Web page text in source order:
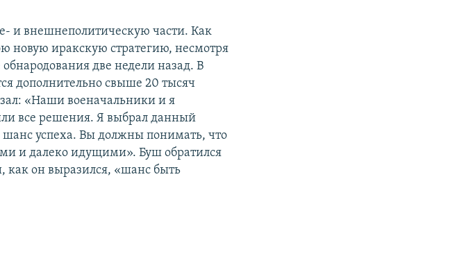
и внешнеполитическую части. Как
новую иракскую стратегию, несмотря
обнародования две недели назад. В
дополнительно свыше 20 тысяч
«Наши военачальники и я
все решения. Я выбрал данный
успеха. Вы должны понимать, что
и далеко идущими». Буш обратился
как он выразился, «шанс быть